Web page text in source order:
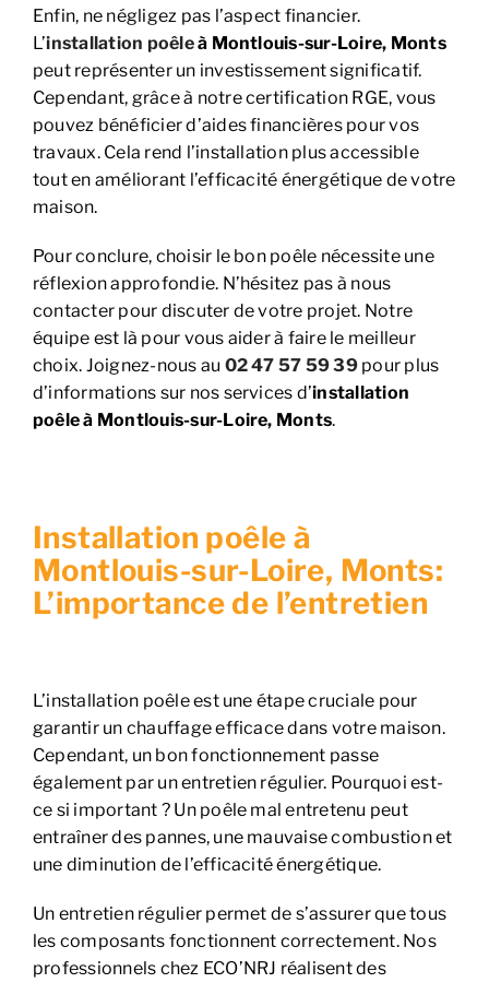
Enfin, ne négligez pas l’aspect financier.
L’installation poêleà Montlouis-sur-Loire, Monts
peut représenter un investissement significatif.
Cependant, grâce à notre certification RGE, vous
pouvez bénéficier d’aides financières pour vos
travaux. Cela rend l’installation plus accessible
tout en améliorant l’efficacité énergétique de votre
maison.
Pour conclure, choisir le bon poêle nécessite une
réflexion approfondie. N’hésitez pas à nous
contacter pour discuter de votre projet. Notre
équipe est là pour vous aider à faire le meilleur
choix. Joignez-nous au 02 47 57 59 39pour plus
d’informations sur nos services d’installation
poêle à Montlouis-sur-Loire, Monts.
Installation poêle à
Montlouis-sur-Loire, Monts:
L’importance de l’entretien
L’installation poêle est une étape cruciale pour
garantir un chauffage efficace dans votre maison.
Cependant, un bon fonctionnement passe
également par un entretien régulier. Pourquoi est-
ce si important ? Un poêle mal entretenu peut
entraîner des pannes, une mauvaise combustion et
une diminution de l’efficacité énergétique.
Un entretien régulier permet de s’assurer que tous
les composants fonctionnent correctement. Nos
professionnels chez ECO’NRJ réalisent des